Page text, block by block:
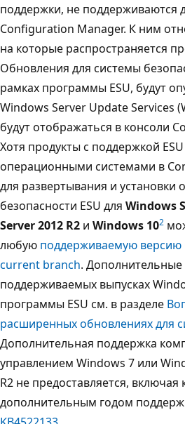
поддержки, не поддерживаются
Configuration Manager. К ним
на которые распространяется
Обновления для системы
рамках программы ESU, будут
Windows Server Update Services
будут отображаться в консоли
Хотя продукты с поддержкой
операционными системами в
для развертывания и установки
безопасности ESU для Windows
Server 2012 R2 и Windows 102
любую поддерживаемую
current branch. Дополнительные
поддерживаемых выпусках
программы ESU см. в разделе
расширенных обновлениях для
Дополнительная поддержка
управлением Windows 7 или
R2 не предоставляется, включая
дополнительным годом